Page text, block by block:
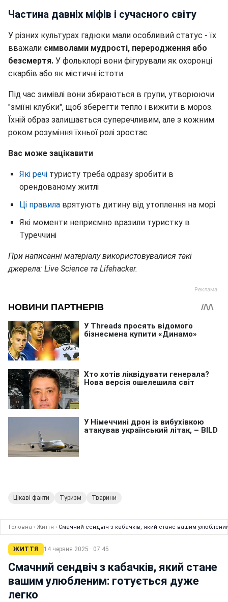
Частина давніх міфів і сучасного світу
У різних культурах гадюки мали особливий статус - їх
вважали символами мудрості, переродження або
безсмертя. У фольклорі вони фігурували як охоронці
скарбів або як містичні істоти.
Під час зимівлі вони збираються в групи, утворюючи
"зміїні клубки", щоб зберегти тепло і вижити в мороз.
Їхній образ залишається суперечливим, але з кожним
роком розуміння їхньої ролі зростає.
Вас може зацікавити
Які речі туристу треба одразу зробити в
орендованому житлі
Ці правила врятують дитину від утоплення на морі
Які моменти неприємно вразили туристку в
Туреччині
При написанні матеріалу використовувалися такі
джерела: Live Science та Lifehacker.
Цікаві факти Туризм Тварини
Головна › Життя › Смачний сендвіч з кабачків, який стане вашим
ЖИТТЯ 14 червня 2025 · 07:45
Смачний сендвіч з кабачків, який стане
вашим улюбленим: готується дуже
легко